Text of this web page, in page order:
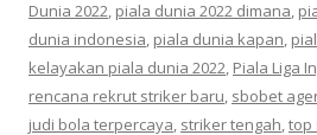
Dunia 2022, piala dunia 2022 dimana,
dunia indonesia, piala dunia kapan,
kelayakan piala dunia 2022, Piala Liga
rencana rekrut striker baru, sbobet
judi bola terpercaya, striker tengah,top